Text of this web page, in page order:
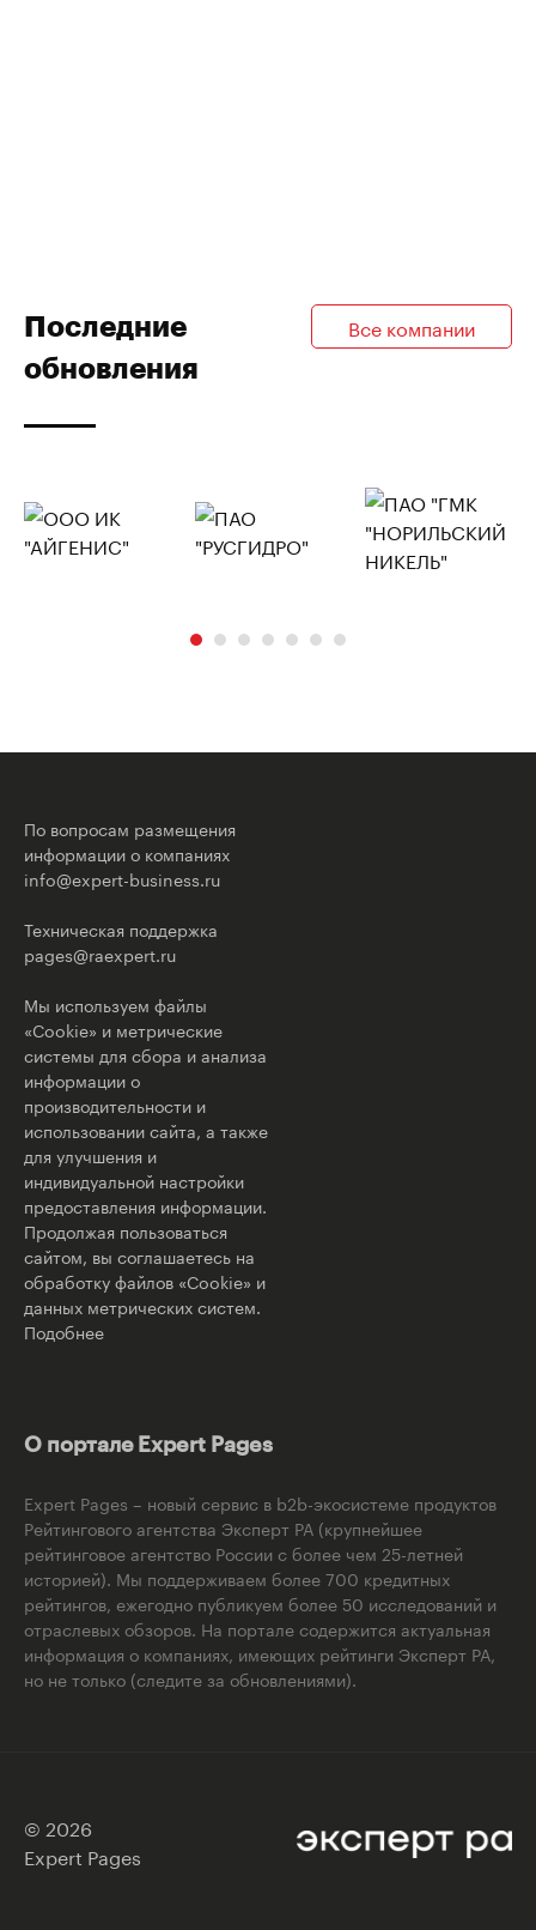
Последние
обновления
Все компании
По вопросам размещения
информации о компаниях
info@expert-business.ru
Техническая поддержка
pages@raexpert.ru
Мы используем файлы
«Cookie» и метрические
системы для сбора и анализа
информации о
производительности и
использовании сайта, а также
для улучшения и
индивидуальной настройки
предоставления информации.
Продолжая пользоваться
сайтом, вы соглашаетесь на
обработку файлов «Cookie» и
данных метрических систем.
Подобнее
О портале Expert Pages
Expert Pages – новый сервис в b2b-экосистеме продуктов
Рейтингового агентства Эксперт РА (крупнейшее
рейтинговое агентство России с более чем 25-летней
историей). Мы поддерживаем более 700 кредитных
рейтингов, ежегодно публикуем более 50 исследований и
отраслевых обзоров. На портале содержится актуальная
информация о компаниях, имеющих рейтинги Эксперт РА,
но не только (следите за обновлениями).
© 2026
Expert Pages